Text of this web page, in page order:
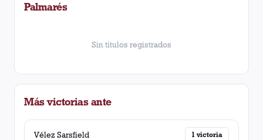
Palmarés
Sin títulos registrados
Más victorias ante
Vélez Sarsfield 1 victoria